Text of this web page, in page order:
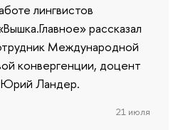
лингвистов
рассказал
Международной
конвергенции, доцент
Юрий Ландер.
21 июля